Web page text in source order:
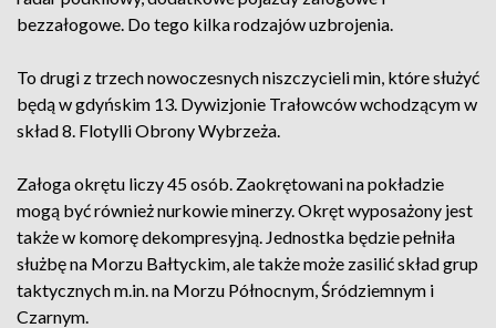
bezzałogowe. Do tego kilka rodzajów uzbrojenia.
To drugi z trzech nowoczesnych niszczycieli min, które służyć
będą w gdyńskim 13. Dywizjonie Trałowców wchodzącym w
skład 8. Flotylli Obrony Wybrzeża.
Załoga okrętu liczy 45 osób. Zaokrętowani na pokładzie
mogą być również nurkowie minerzy. Okręt wyposażony jest
także w komorę dekompresyjną. Jednostka będzie pełniła
służbę na Morzu Bałtyckim, ale także może zasilić skład grup
taktycznych m.in. na Morzu Północnym, Śródziemnym i
Czarnym.